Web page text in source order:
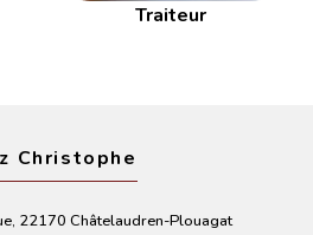
Traiteur
Christophe
22170 Châtelaudren-Plouagat